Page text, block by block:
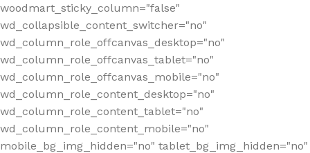
woodmart_sticky_column="false"
wd_collapsible_content_switcher="no"
wd_column_role_offcanvas_desktop="no"
wd_column_role_offcanvas_tablet="no"
wd_column_role_offcanvas_mobile="no"
wd_column_role_content_desktop="no"
wd_column_role_content_tablet="no"
wd_column_role_content_mobile="no"
mobile_bg_img_hidden="no" tablet_bg_img_hidden="no"